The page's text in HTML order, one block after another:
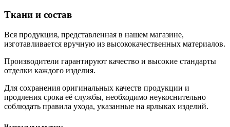
Ткани и состав
Вся продукция, представленная в нашем магазине,
изготавливается вручную из высококачественных материалов.
Производители гарантируют качество и высокие стандарты
отделки каждого изделия.
Для сохранения оригинальных качеств продукции и
продления срока её службы, необходимо неукоснительно
соблюдать правила ухода, указанные на ярлыках изделий.